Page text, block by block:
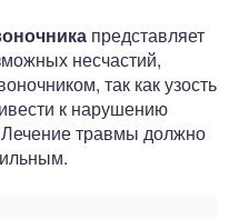
представляет
несчастий,
так как узость
к нарушению
травмы должно